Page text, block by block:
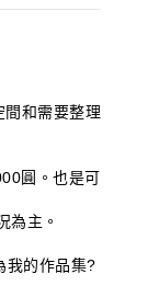
和需要整理
圓。也是可
為主。
我的作品集?